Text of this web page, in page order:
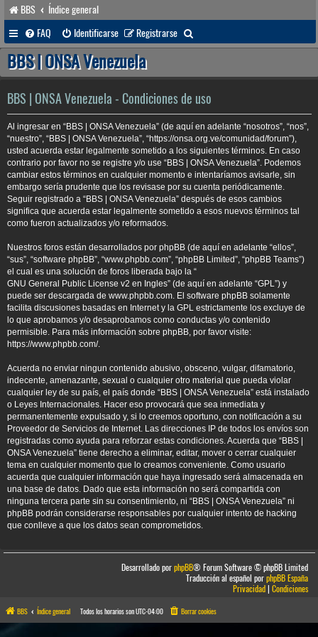
BBS
Índice general
FAQ
Identificarse Registrarse
u
a
r
BBS | ONSA Venezuela
BBS | ONSA Venezuela - Condiciones de uso
Al ingresar en “BBS | ONSA Venezuela” (de aquí en adelante “nosotros”, “nos”,
“nuestro”, “BBS | ONSA Venezuela”, “https://onsa.org.ve/comunidad/forum”),
usted acuerda estar legalmente sometido a los siguientes términos. En caso
contrario por favor no se registre y/o use “BBS | ONSA Venezuela”. Podemos
cambiar estos términos en cualquier momento e intentaríamos avisarle, sin
embargo sería prudente que los revisase por su cuenta periódicamente.
Seguir registrado a “BBS | ONSA Venezuela” después de esos cambios
significa que acuerda estar legalmente sometido a esos nuevos términos tal
como fueron actualizados y/o reformados.
Nuestros foros están desarrollados por phpBB (de aquí en adelante “ellos”,
“sus”, “software phpBB”, “www.phpbb.com”, “phpBB Limited”, “phpBB Teams”)
el cual es una solución de foros liberada bajo la “
GNU General Public License v2 en Ingles” (de aquí en adelante “GPL”) y
puede ser descargada de www.phpbb.com. El software phpBB solamente
facilita discusiones basadas en Internet y la GPL estrictamente los excluye de
lo que aprobamos y/o desaprobamos como conductas y/o contenido
permisible. Para más información sobre phpBB, por favor visite:
https://www.phpbb.com/.
Acuerda no enviar ningun contenido abusivo, obsceno, vulgar, difamatorio,
indecente, amenazante, sexual o cualquier otro material que pueda violar
cualquier ley de su país, el país donde “BBS | ONSA Venezuela” está instalado
o Leyes Internacionales. Hacer eso provocará que sea inmediata y
permanentemente expulsado y, si lo creemos oportuno, con notificación a su
Proveedor de Servicios de Internet. Las direcciones IP de todos los envíos son
registradas como ayuda para reforzar estas condiciones. Acuerda que “BBS |
ONSA Venezuela” tiene derecho a eliminar, editar, mover o cerrar cualquier
tema en cualquier momento que lo creamos conveniente. Como usuario
acuerda que cualquier información que haya ingresado será almacenada en
una base de datos. Dado que esta información no será compartida con
ninguna tercera parte sin su consentimiento, ni “BBS | ONSA Venezuela” ni
phpBB podrán considerarse responsables por cualquier intento de hacking
que conlleve a que los datos sean comprometidos.
Desarrollado porphpBB® Forum Software © phpBB Limited
Traducción al español porphpBB España
Privacidad|Condiciones
BBS Índice general Todos los horarios sonUTC-04:00 Borrar cookies